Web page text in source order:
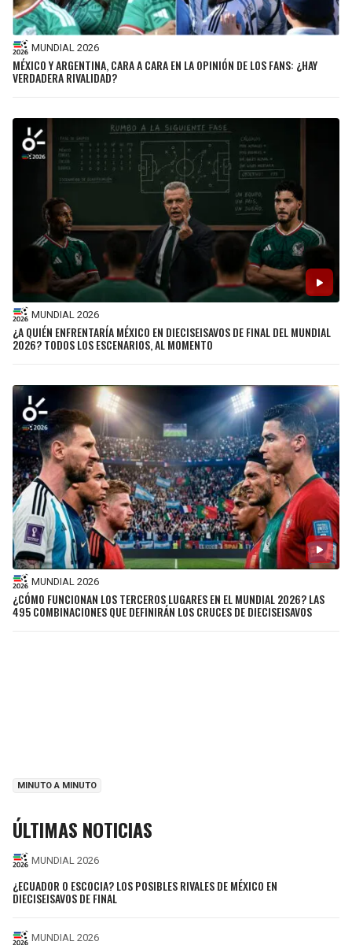
MUNDIAL 2026
MÉXICO Y ARGENTINA, CARA A CARA EN LA OPINIÓN DE LOS FANS: ¿HAY
VERDADERA RIVALIDAD?
MUNDIAL 2026
¿A QUIÉN ENFRENTARÍA MÉXICO EN DIECISEISAVOS DE FINAL DEL MUNDIAL
2026? TODOS LOS ESCENARIOS, AL MOMENTO
MUNDIAL 2026
¿CÓMO FUNCIONAN LOS TERCEROS LUGARES EN EL MUNDIAL 2026? LAS
495 COMBINACIONES QUE DEFINIRÁN LOS CRUCES DE DIECISEISAVOS
MINUTO A MINUTO
ÚLTIMAS NOTICIAS
MUNDIAL 2026
¿ECUADOR O ESCOCIA? LOS POSIBLES RIVALES DE MÉXICO EN
DIECISEISAVOS DE FINAL
MUNDIAL 2026